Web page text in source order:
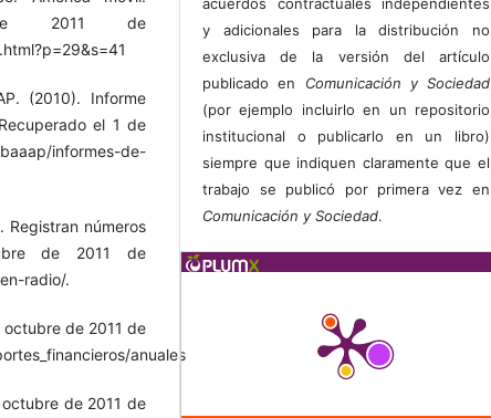
2011 de
(2010). Informe
el 1 de
informes-de-
Registran números
de 2011 de
radio/.
de 2011 de
anuales
de 2011 de
acuerdos contractuales independientes
y adicionales para la distribución no
exclusiva de la versión del artículo
publicado en Comunicación y Sociedad
(por ejemplo incluirlo en un repositorio
institucional o publicarlo en un libro)
siempre que indiquen claramente que el
trabajo se publicó por primera vez en
Comunicación y Sociedad.